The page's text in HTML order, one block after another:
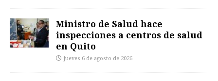
Ministro de Salud hace
inspecciones a centros de salud
en Quito
jueves 6 de agosto de 2026